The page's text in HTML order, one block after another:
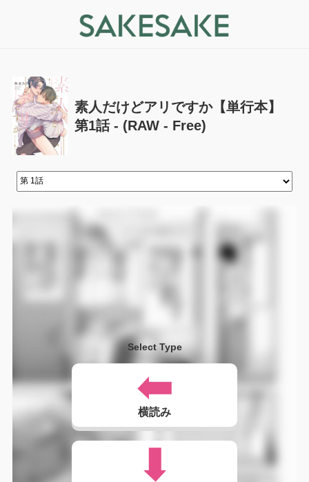
素人だけどアリですか【単行本】
第1話 - (RAW - Free)
Select Type
横読み